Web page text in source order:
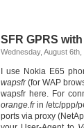
SFR GPRS
Wednesday, August 6th,
I use Nokia E65
wapsfr(for WAP
wapsfr here. For
orange.frin /etc/ppp/
ports via proxy